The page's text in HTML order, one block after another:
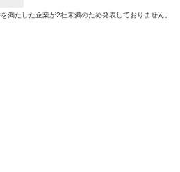
満たした企業が2社未満のため発表しておりません。